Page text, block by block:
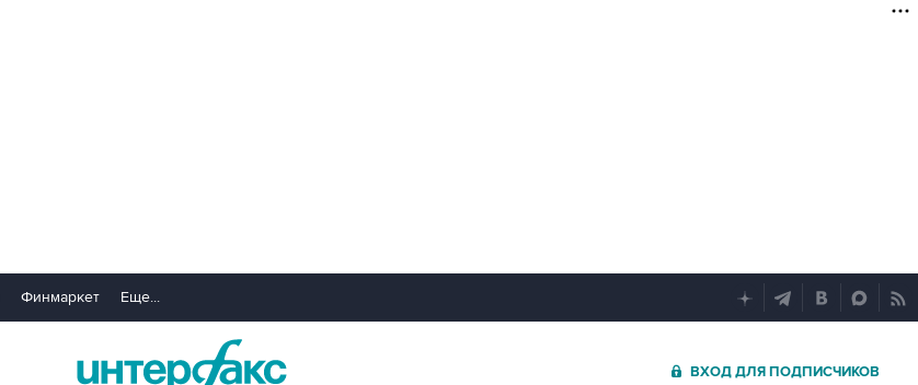
Финмаркет Еще...
ВХОД ДЛЯ ПОДПИСЧИКОВ